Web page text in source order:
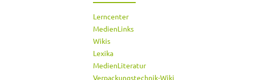
Lerncenter
MedienLinks
Wikis
Lexika
MedienLiteratur
Verpackungstechnik-Wiki